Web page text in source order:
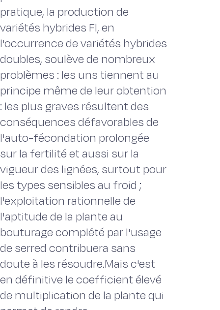
pratique, la production de
variétés hybrides Fl, en
l'occurrence de variétés hybrides
doubles, soulève de nombreux
problèmes : les uns tiennent au
principe même de leur obtention
: les plus graves résultent des
conséquences défavorables de
l'auto-fécondation prolongée
sur la fertilité et aussi sur la
vigueur des lignées, surtout pour
les types sensibles au froid ;
l'exploitation rationnelle de
l'aptitude de la plante au
bouturage complété par l'usage
de serred contribuera sans
doute à les résoudre.Mais c'est
en définitive le coefficient élevé
de multiplication de la plante qui